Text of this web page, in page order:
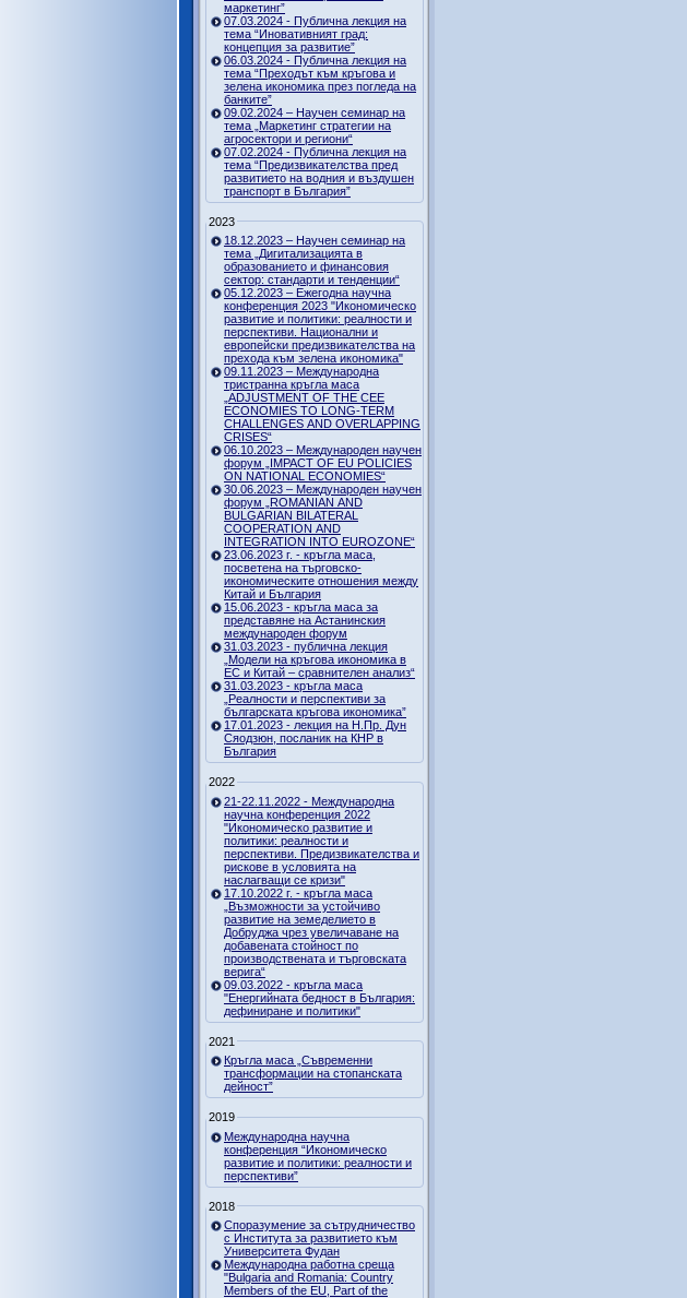
маркетинг”
07.03.2024 - Публична лекция на
тема “Иновативният град:
концепция за развитие”
06.03.2024 - Публична лекция на
тема “Преходът към кръгова и
зелена икономика през погледа на
банките”
09.02.2024 – Научен семинар на
тема „Маркетинг стратегии на
агросектори и региони“
07.02.2024 - Публична лекция на
тема “Предизвикателства пред
развитието на водния и въздушен
транспорт в България”
2023
18.12.2023 – Научен семинар на
тема „Дигитализацията в
образованието и финансовия
сектор: стандарти и тенденции“
05.12.2023 – Ежегодна научна
конференция 2023 "Икономическо
развитие и политики: реалности и
перспективи. Национални и
европейски предизвикателства на
прехода към зелена икономика"
09.11.2023 – Международна
тристранна кръгла маса
„ADJUSTMENT OF THE CEE
ECONOMIES TO LONG-TERM
CHALLENGES AND OVERLAPPING
CRISES“
06.10.2023 – Международен научен
форум „IMPACT OF EU POLICIES
ON NATIONAL ECONOMIES“
30.06.2023 – Международен научен
форум „ROMANIAN AND
BULGARIAN BILATERAL
COOPERATION AND
INTEGRATION INTO EUROZONE“
23.06.2023 г. - кръгла маса,
посветена на търговско-
икономическите отношения между
Китай и България
15.06.2023 - кръгла маса за
представяне на Астанинския
международен форум
31.03.2023 - публична лекция
„Модели на кръгова икономика в
ЕС и Китай – сравнителен анализ“
31.03.2023 - кръгла маса
„Реалности и перспективи за
българската кръгова икономика”
17.01.2023 - лекция на Н.Пр. Дун
Сяодзюн, посланик на КНР в
България
2022
21-22.11.2022 - Международна
научна конференция 2022
"Икономическо развитие и
политики: реалности и
перспективи. Предизвикателства и
рискове в условията на
наслагващи се кризи"
17.10.2022 г. - кръгла маса
„Възможности за устойчиво
развитие на земеделието в
Добруджа чрез увеличаване на
добавената стойност по
производствената и търговската
верига“
09.03.2022 - кръгла маса
"Енергийната бедност в България:
дефиниране и политики"
2021
Кръгла маса „Съвременни
трансформации на стопанската
дейност”
2019
Международна научна
конференция “Икономическо
развитие и политики: реалности и
перспективи”
2018
Споразумение за сътрудничество
с Института за развитието към
Университета Фудан
Международна работна среща
"Bulgaria and Romania: Country
Members of the EU, Part of the